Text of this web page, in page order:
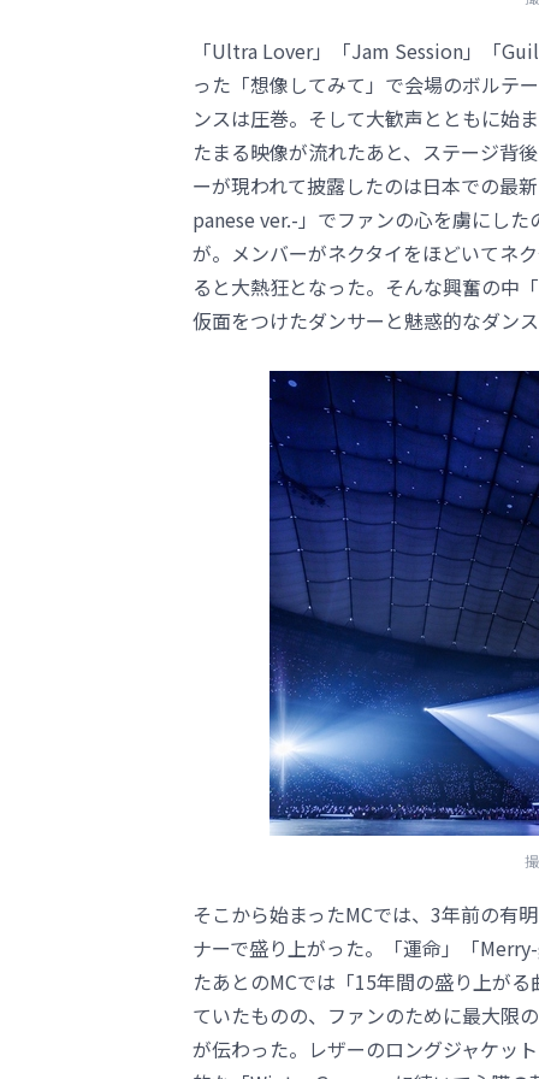
「Ultra Lover」「Jam Session」「
った「想像してみて」で会場のボルテ
ンスは圧巻。そして大歓声とともに始
たまる映像が流れたあと、ステージ背
ーが現われて披露したのは日本での最
panese ver.-」でファンの心を虜にし
が。メンバーがネクタイをほどいてネ
ると大熱狂となった。そんな興奮の中
仮面をつけたダンサーと魅惑的なダン
そこから始まったMCでは、3年前の有
ナーで盛り上がった。「運命」「
たあとのMCでは「15年間の盛り上が
ていたものの、ファンのために最大限
が伝わった。レザーのロングジャケッ